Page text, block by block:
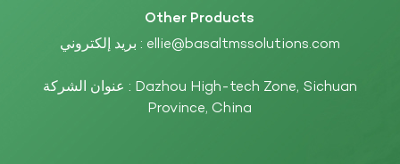
Other Products
بريد إلكتروني : ellie@basaltmssolutions.com
عنوان الشركة : Dazhou High-tech Zone, Sichuan
Province, China